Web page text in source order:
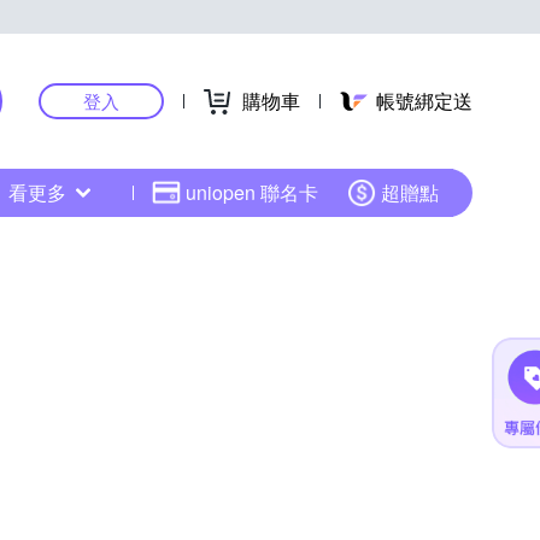
登入 購物車 帳號綁定送
看更多 uniopen 聯名卡 超贈點